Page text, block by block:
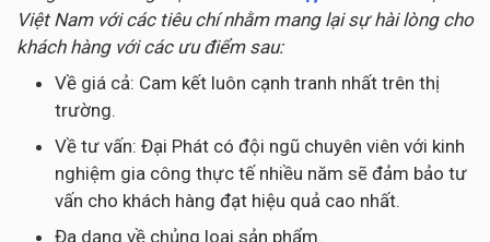
Việt Nam với các tiêu chí nhằm mang lại sự hài lòng cho
khách hàng với các ưu điểm sau:
Về giá cả: Cam kết luôn cạnh tranh nhất trên thị
trường.
Về tư vấn: Đại Phát có đội ngũ chuyên viên với kinh
nghiệm gia công thực tế nhiều năm sẽ đảm bảo tư
vấn cho khách hàng đạt hiệu quả cao nhất.
Đa dạng về chủng loại sản phẩm.